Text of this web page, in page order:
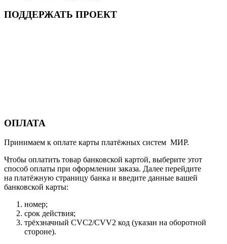
ПОДДЕРЖАТЬ ПРОЕКТ
ОПЛАТА
Принимаем к оплате карты платёжных систем МИР.
Чтобы оплатить товар банковской картой, выберите этот
способ оплаты при оформлении заказа. Далее перейдите
на платёжную страницу банка и введите данные вашей
банковской карты:
номер;
срок действия;
трёхзначный CVC2/CVV2 код (указан на оборотной
стороне).